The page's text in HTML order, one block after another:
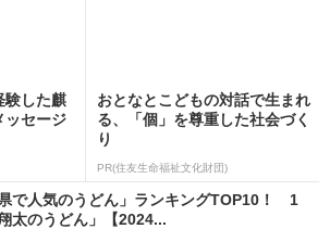
験した麒
ッセージ
おとなとこどもの対話で生まれ
る、「個」を尊重した社会づく
り
PR(住友生命福祉文化財団)
県で人気のうどん」ランキングTOP10！ 1
太のうどん」【2024...